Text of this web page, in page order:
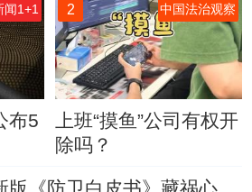
闻1+1
布5
2 中国法治观察
上班“摸鱼”公司有权开
除吗？